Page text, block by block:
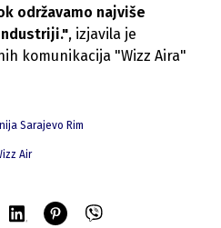
održavamo najviše
, izjavila je
komunikacija "Wizz Aira"
Sarajevo Rim
Air